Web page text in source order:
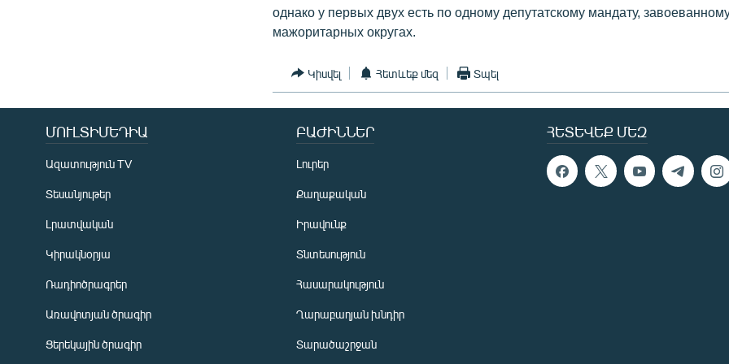
однако у первых двух есть по одному депутатскому мандату,
мажоритарных округах.
Կիսվել Հետևեք մեզ Տպել
ՀԵՏԵՎԵՔ ՄԵԶ
ՄՈՒԼՏԻՄԵԴԻԱ
Ազատություն TV
Տեսանյութեր
Լրատվական
Կիրակնօրյա
Ռադիոծրագրեր
Առավոտյան ծրագիր
Ցերեկային ծրագիր
ԲԱԺԻՆՆԵՐ
Լուրեր
Քաղաքական
Իրավունք
Տնտեսություն
Հասարակություն
Ղարաբաղյան խնդիր
Տարածաշրջան